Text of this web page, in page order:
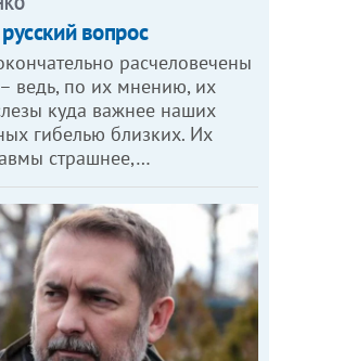
вопрос
расчеловечены
ведь, по их мнению, их
куда важнее наших
гибелью близких. Их
страшнее,…